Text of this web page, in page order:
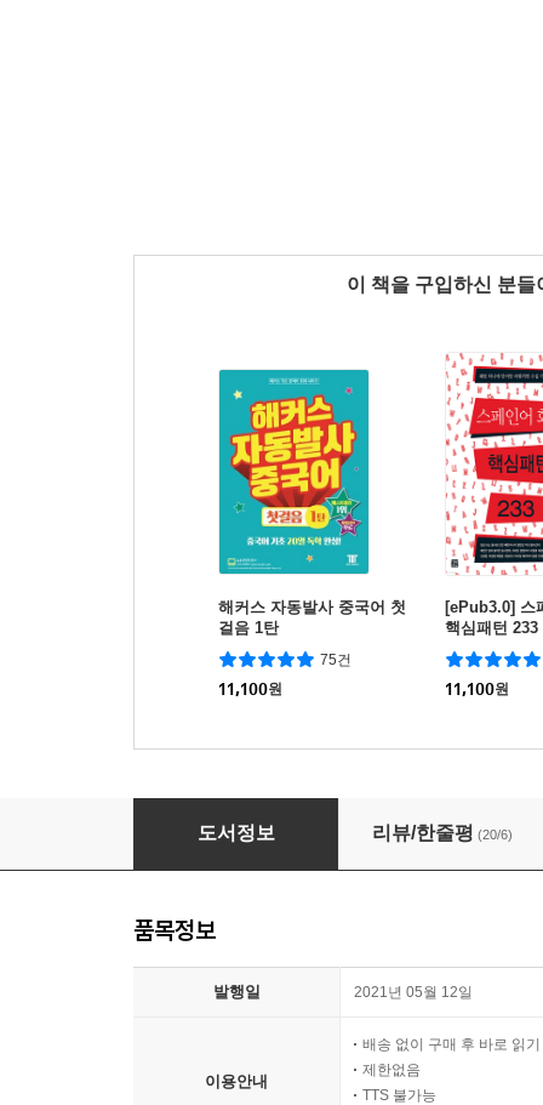
이 책을 구입하신 분
해커스 자동발사 중국어 첫
걸음 1탄
75건
11,100원
[ePub3.0] 스
핵심패턴 233
11,100원
해 봐! 하루 10분 왕초보 스페인어
도서정보 리뷰/한줄평 (20/6)
품목정보
발행일 2021년 05월 12일
이용안내
배송 없이 구매 후 바로 읽기
제한없음
TTS 불가능